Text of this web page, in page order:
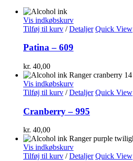
Vis indkøbskurv
Tilføj til kurv / Detaljer Quick View
Patina – 609
kr. 40,00
Vis indkøbskurv
Tilføj til kurv / Detaljer Quick View
Cranberry – 995
kr. 40,00
Vis indkøbskurv
Tilføj til kurv / Detaljer Quick View